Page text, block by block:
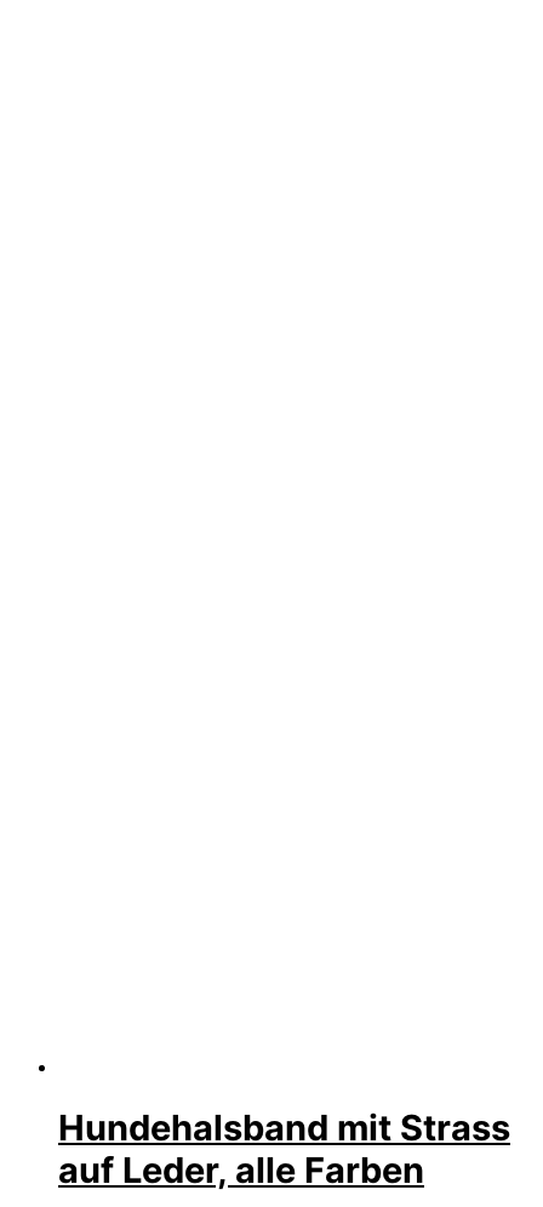
Hundehalsband mit Strass
auf Leder, alle Farben